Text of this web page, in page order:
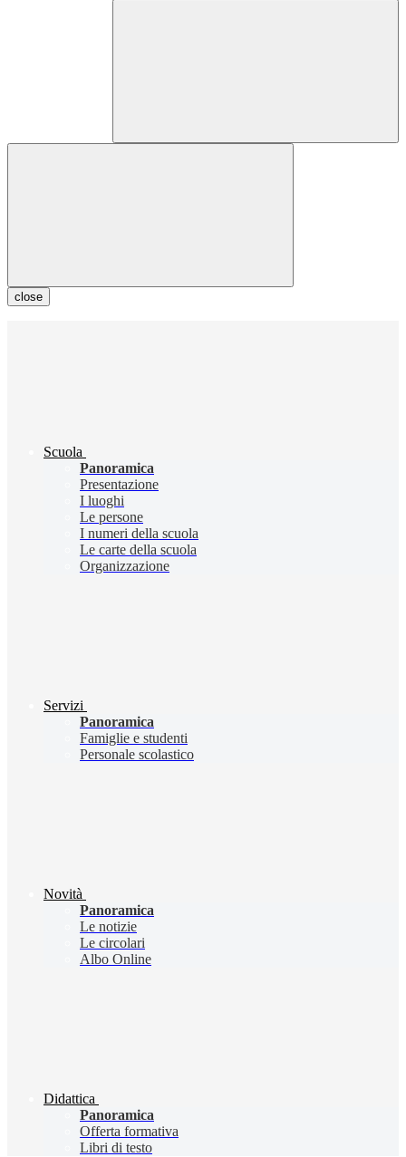
close
Scuola
Panoramica
Presentazione
I luoghi
Le persone
I numeri della scuola
Le carte della scuola
Organizzazione
Servizi
Panoramica
Famiglie e studenti
Personale scolastico
Novità
Panoramica
Le notizie
Le circolari
Albo Online
Didattica
Panoramica
Offerta formativa
Libri di testo